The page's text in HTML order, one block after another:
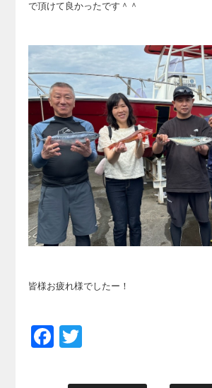
で頂けて良かったです＾＾
皆様お疲れ様でしたー！
Facebook